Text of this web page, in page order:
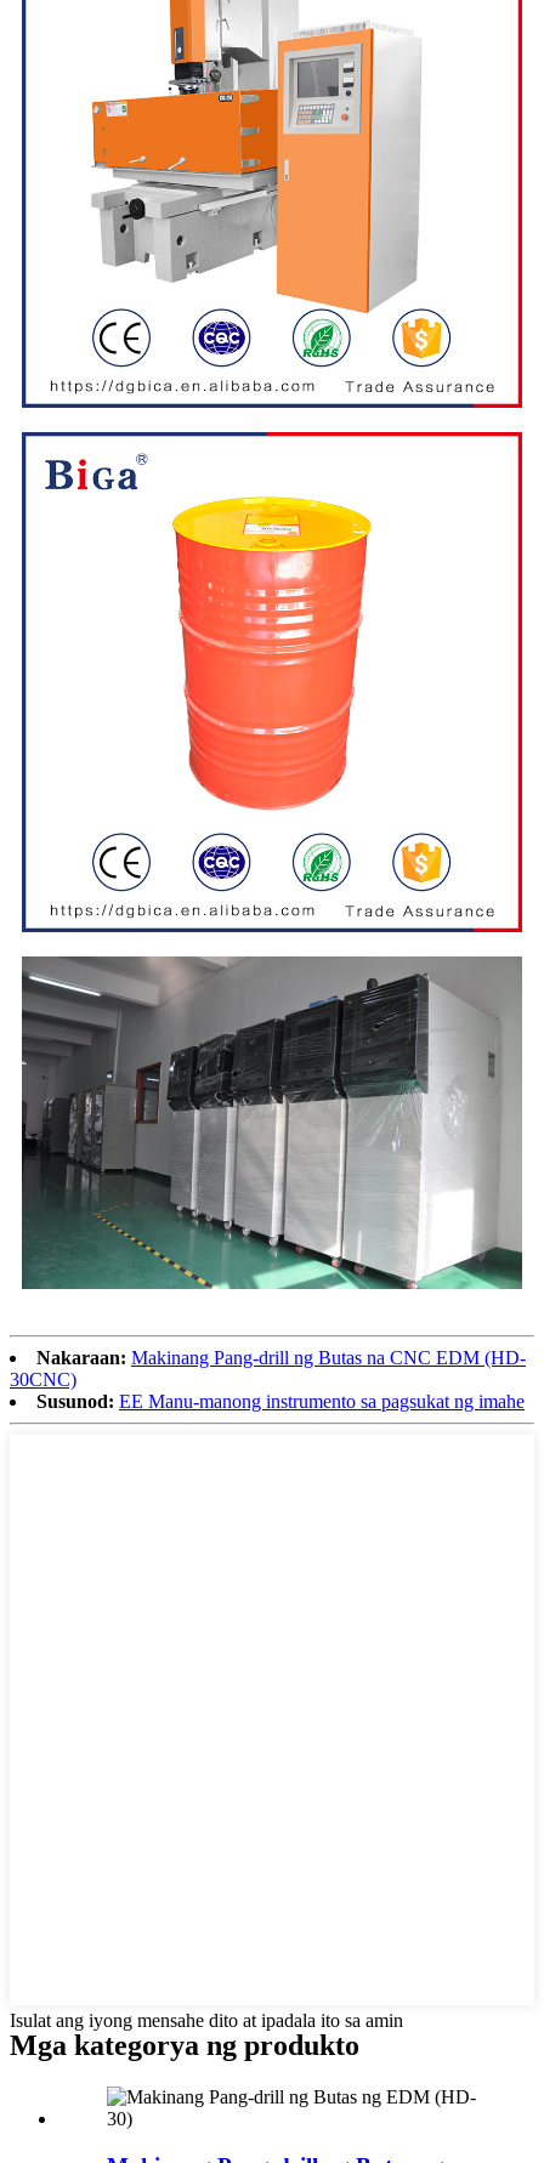
Nakaraan: Makinang Pang-drill ng Butas na CNC EDM (HD-
30CNC)
Susunod: EE Manu-manong instrumento sa pagsukat ng imahe
Isulat ang iyong mensahe dito at ipadala ito sa amin
Mga kategorya ng produkto